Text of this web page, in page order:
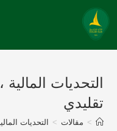
التحديات المالية
تقليدي
> مقالات > التحديات